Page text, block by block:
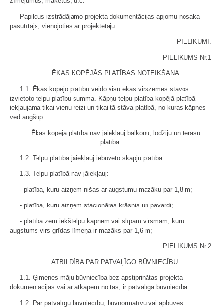
Papildus izstrādājamo projekta dokumentācijas apjomu nosaka
pasūtītājs, vienojoties ar projektētāju.
PIELIKUMI.
PIELIKUMS Nr.1
ĒKAS KOPĒJĀS PLATĪBAS NOTEIKŠANA.
1.1. Ēkas kopējo platību veido visu ēkas virszemes stāvos
izvietoto telpu platību summa. Kāpņu telpu platība kopējā platībā
iekļaujama tikai vienu reizi un tikai tā stāva platībā, no kuras kāpnes
ved augšup.
Ēkas kopējā platībā nav jāiekļauj balkonu, lodžiju un terasu
platība.
1.2. Telpu platībā jāiekļauj iebūvēto skapju platība.
1.3. Telpu platībā nav jāiekļauj:
- platība, kuru aizņem nišas ar augstumu mazāku par 1,8 m;
- platība, kuru aizņem stacionāras krāsnis un pavardi;
- platība zem iekštelpu kāpnēm vai slīpām virsmām, kuru
augstums virs grīdas līmeņa ir mazāks par 1,6 m;
PIELIKUMS Nr.2
ATBILDĪBA PAR PATVAĻĪGO BŪVNIECĪBU.
1.1. Ģimenes māju būvniecība bez apstiprinātas projekta
dokumentācijas vai ar atkāpēm no tās, ir patvaļīga būvniecība.
1.2. Par patvaļīgu būvniecību, būvnormatīvu vai apbūves